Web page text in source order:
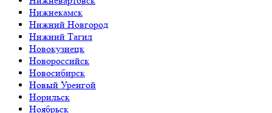
Нижнекамск
Нижний Новгород
Нижний Тагил
Новокузнецк
Новороссийск
Новосибирск
Новый Уренгой
Норильск
Ноябрьск